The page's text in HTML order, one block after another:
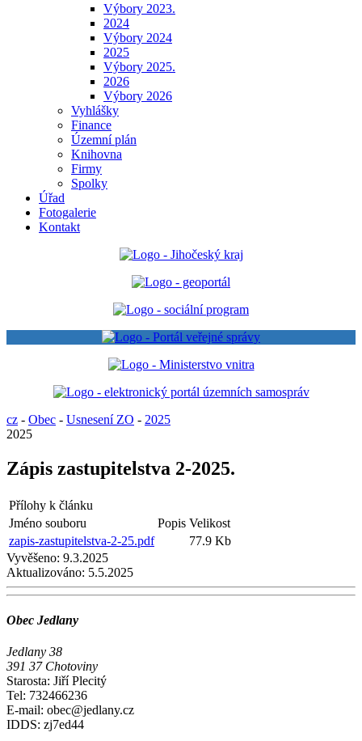
Výbory 2023.
2024
Výbory 2024
2025
Výbory 2025.
2026
Výbory 2026
Vyhlášky
Finance
Územní plán
Knihovna
Firmy
Spolky
Úřad
Fotogalerie
Kontakt
cz - Obec - Usnesení ZO - 2025
2025
Zápis zastupitelstva 2-2025.
Přílohy k článku
Jméno souboru
Popis Velikost
zapis-zastupitelstva-2-25.pdf
77.9 Kb
Vyvěšeno: 9.3.2025
Aktualizováno: 5.5.2025
Obec Jedlany
Jedlany 38
391 37 Chotoviny
Starosta: Jiří Plecitý
Tel: 732466236
E-mail: obec@jedlany.cz
IDDS: zj7ed44